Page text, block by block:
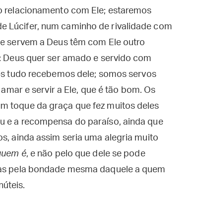
relacionamento com Ele; estaremos
Lúcifer, num caminho de rivalidade com
servem a Deus têm com Ele outro
quer ser amado e servido com
tudo recebemos dele; somos servos
e servir a Ele, que é tão bom. Os
toque da graça que fez muitos deles
e a recompensa do paraíso, ainda que
ainda assim seria uma alegria muito
é, e não pelo que dele se pode
pela bondade mesma daquele a quem